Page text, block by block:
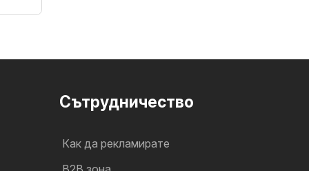
Cътрудничество
Как да рекламирате